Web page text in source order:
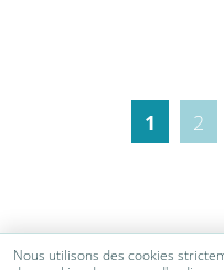
Nous utilisons des cookies
1 2